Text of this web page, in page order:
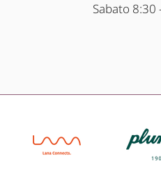
Sabato 8:30